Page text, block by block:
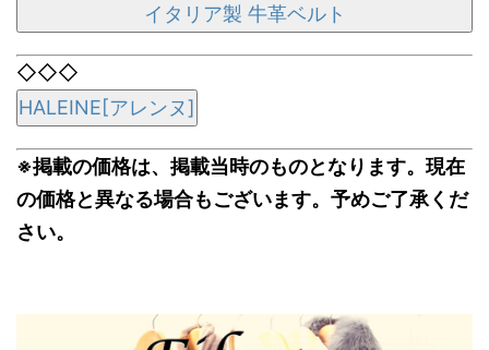
イタリア製 牛革ベルト
◇◇◇
HALEINE[アレンヌ]
※掲載の価格は、掲載当時のものとなります。現在
の価格と異なる場合もございます。予めご了承くだ
さい。